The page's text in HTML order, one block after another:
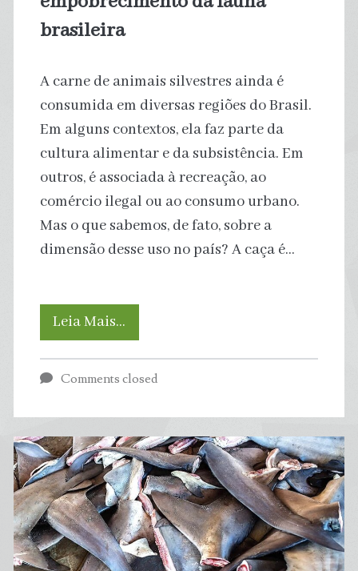
brasileira
A carne de animais silvestres ainda é
consumida em diversas regiões do Brasil.
Em alguns contextos, ela faz parte da
cultura alimentar e da subsistência. Em
outros, é associada à recreação, ao
comércio ilegal ou ao consumo urbano.
Mas o que sabemos, de fato, sobre a
dimensão desse uso no país? A caça é…
Leia Mais…
ilegal
nas
rodovias
e
Comments closed